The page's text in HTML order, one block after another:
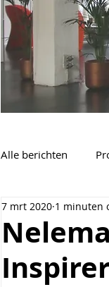
Alle berichten
Vacatures
7 mrt 2020 1 minuten